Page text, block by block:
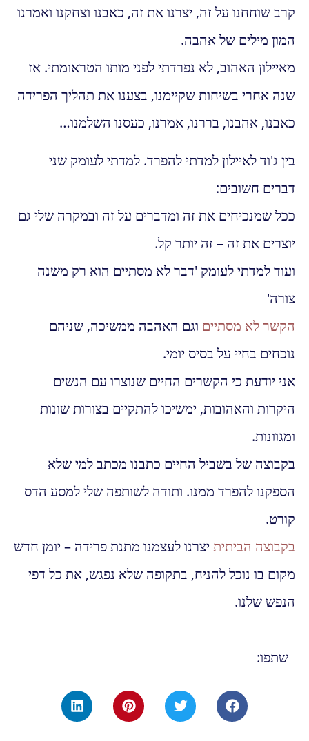
קרב שוחחנו על זה, יצרנו את זה, כאבנו וצחקנו ואמרנו
המון מילים של אהבה.
מאיילון האהוב, לא נפרדתי לפני מותו הטראומתי. אז
שנה אחרי בשיחות שקיימנו, בצענו את תהליך הפרידה
כאבנו, אהבנו, בררנו, אמרנו, כעסנו השלמנו…
בין ג'וד לאיילון למדתי להפרד. למדתי לעומק שני
דברים חשובים:
ככל שמנכיחים את זה ומדברים על זה ובמקרה שלי גם
יוצרים את זה – זה יותר קל.
ועוד למדתי לעומק 'דבר לא מסתיים הוא רק משנה
צורה'
הקשר לא מסתיים וגם האהבה ממשיכה, שניהם
נוכחים בחיי על בסיס יומי.
אני יודעת כי הקשרים החיים שנוצרו עם הנשים
היקרות והאהובות, ימשיכו להתקיים בצורות שונות
ומגוונות.
בקבוצה של בשביל החיים כתבנו מכתב למי שלא
הספקנו להפרד ממנו. ותודה לשותפה שלי למסע הדס
קורט.
בקבוצה הביתית יצרנו לעצמנו מתנת פרידה – יומן חדש
מקום בו נוכל להניח, בתקופה שלא נפגש, את כל דפי
הנפש שלנו.
שתפו: